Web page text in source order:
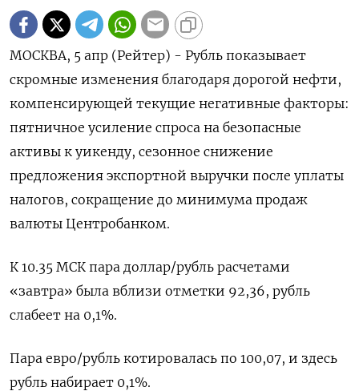
МОСКВА, 5 апр (Рейтер) - Рубль показывает
скромные изменения благодаря дорогой нефти,
компенсирующей текущие негативные факторы:
пятничное усиление спроса на безопасные
активы к уикенду, сезонное снижение
предложения экспортной выручки после уплаты
налогов, сокращение до минимума продаж
валюты Центробанком.
К 10.35 МСК пара доллар/рубль расчетами
«завтра» была вблизи отметки 92,36, рубль
слабеет на 0,1%.
Пара евро/рубль котировалась по 100,07, и здесь
рубль набирает 0,1%.